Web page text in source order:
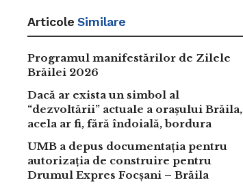
Articole Similare
Programul manifestărilor de Zilele
Brăilei 2026
Dacă ar exista un simbol al
“dezvoltării” actuale a orașului Brăila,
acela ar fi, fără îndoială, bordura
UMB a depus documentația pentru
autorizația de construire pentru
Drumul Expres Focșani – Brăila